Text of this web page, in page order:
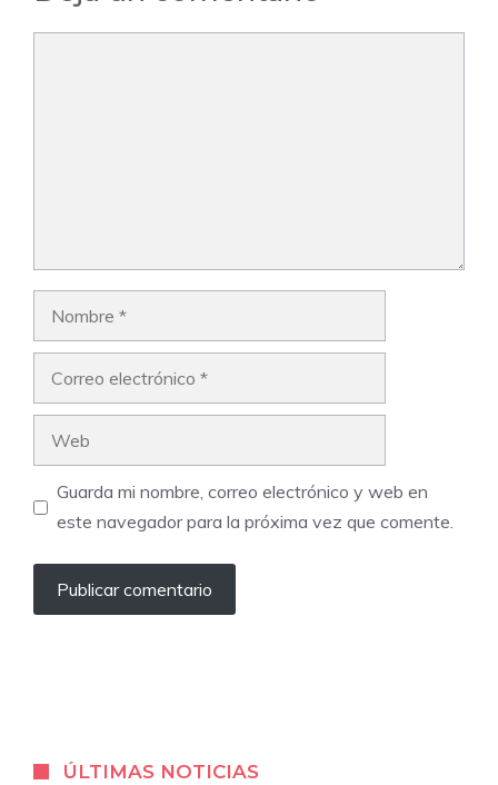
Guarda mi nombre, correo electrónico y web en
este navegador para la próxima vez que comente.
ÚLTIMAS NOTICIAS